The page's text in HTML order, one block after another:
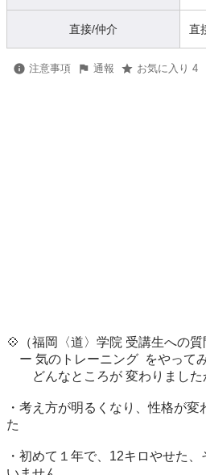
直接/仲介 直
注意事項 通報 お気に入り 4
💠（福岡〈道〉学院 受講生への
ー 気のトレーニング  をやっ
どんなところが 変わりまし
・考え方が明るくなり、性格が
た
・初めて１年で、12キロやせた